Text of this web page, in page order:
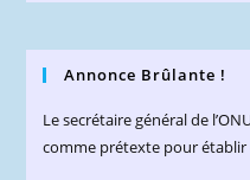
Annonce Brûlante !
Le secrétaire général de
comme prétexte pour établir